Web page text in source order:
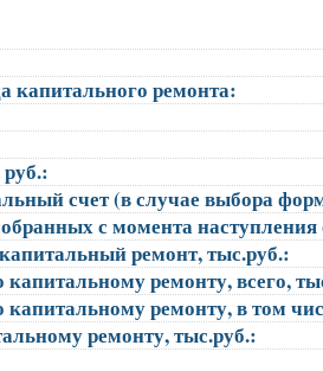
капитального ремонта:
счет (в случае выбора
с момента наступления
ремонт, тыс.руб.:
ремонту, всего,
ремонту, в том
ремонту, тыс.руб.: